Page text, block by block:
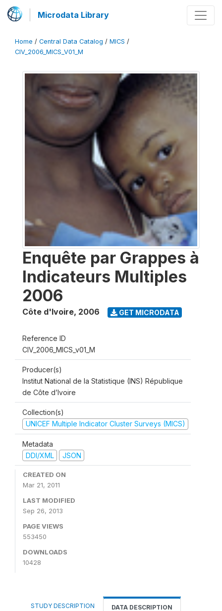
Microdata Library
Home / Central Data Catalog / MICS /
CIV_2006_MICS_V01_M
Enquête par Grappes à
Indicateurs Multiples
2006
Côte d'Ivoire, 2006 GET MICRODATA
Reference ID
CIV_2006_MICS_v01_M
Producer(s)
Institut National de la Statistique (INS) République
de Côte d’Ivoire
Collection(s)
UNICEF Multiple Indicator Cluster Surveys (MICS)
Metadata
DDI/XML
JSON
CREATED ON
Mar 21, 2011
LAST MODIFIED
Sep 26, 2013
PAGE VIEWS
553450
DOWNLOADS
10428
STUDY DESCRIPTION DATA DESCRIPTION